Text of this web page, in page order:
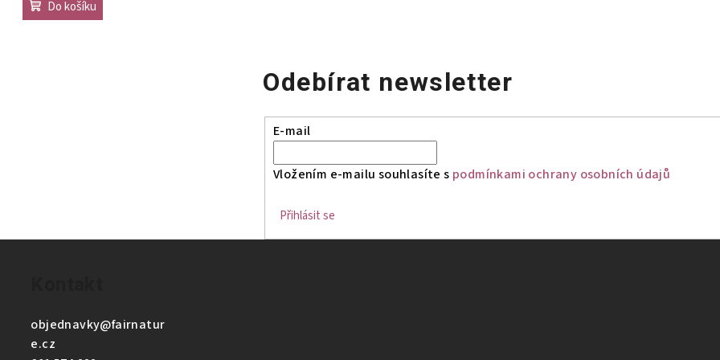
Do košíku
Odebírat newsletter
E-mail
Vložením e-mailu souhlasíte s podmínkami ochrany osobních údajů
Přihlásit se
objednavky@fairnatur
e.cz